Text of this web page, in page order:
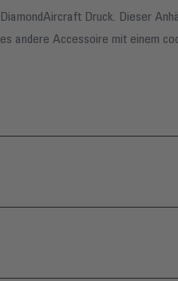
Druck. Dieser
andere Accessoire mit einem